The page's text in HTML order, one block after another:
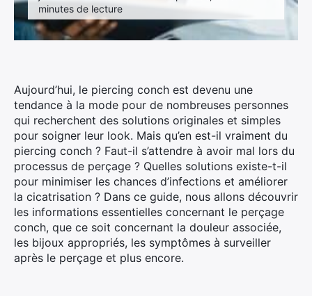
minutes de lecture
Aujourd’hui, le piercing conch est devenu une
tendance à la mode pour de nombreuses personnes
qui recherchent des solutions originales et simples
pour soigner leur look. Mais qu’en est-il vraiment du
piercing conch ? Faut-il s’attendre à avoir mal lors du
processus de perçage ? Quelles solutions existe-t-il
pour minimiser les chances d’infections et améliorer
la cicatrisation ? Dans ce guide, nous allons découvrir
les informations essentielles concernant le perçage
conch, que ce soit concernant la douleur associée,
les bijoux appropriés, les symptômes à surveiller
après le perçage et plus encore.